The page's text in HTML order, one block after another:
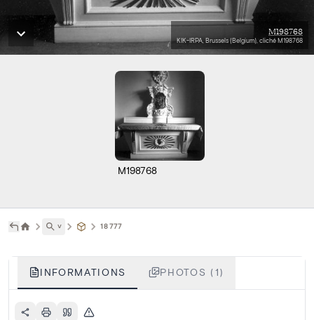
M198768
KIK-IRPA, Brussels (Belgium), cliché M198768
M198768
˅ 18777
INFORMATIONS PHOTOS (1)